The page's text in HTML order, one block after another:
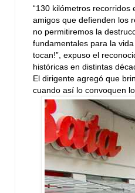
“130 kilómetros
amigos que defienden los
no permitiremos la
fundamentales para la
tocan!”, expuso el
históricas en distintas
El dirigente agregó que
cuando así lo convoquen